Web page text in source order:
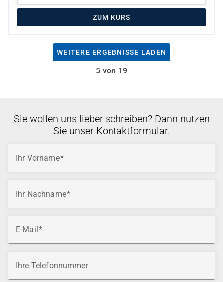
ZUM KURS
WEITERE ERGEBNISSE LADEN
5 von 19
Sie wollen uns lieber schreiben? Dann nutzen
Sie unser Kontaktformular.
Ihr Vorname
Ihr Nachname
E-Mail
Ihre Telefonnummer